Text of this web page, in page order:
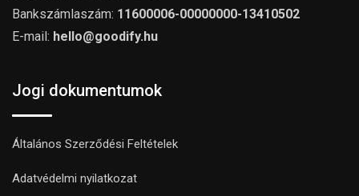
Bankszámlaszám: 11600006-00000000-13410502
E-mail: hello@goodify.hu
Jogi dokumentumok
Általános Szerződési Feltételek
Adatvédelmi nyilatkozat